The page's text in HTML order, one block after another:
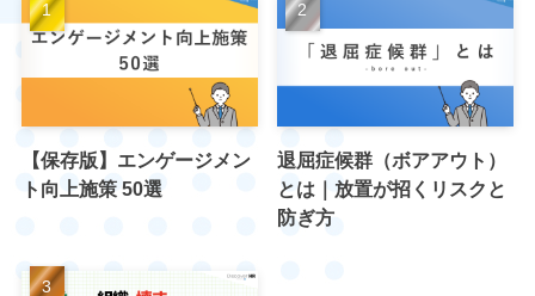
【保存版】エンゲージメン
ト向上施策 50選
退屈症候群（ボアアウト）
とは｜放置が招くリスクと
防ぎ方